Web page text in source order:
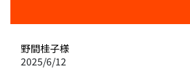
野間桂子様
2025/6/12